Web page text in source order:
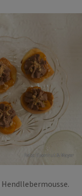
Foto: Eisenhut & Mayer